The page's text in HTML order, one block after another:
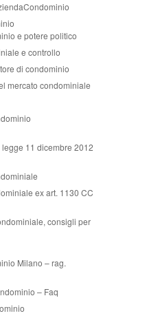
e potere politico
e controllo
di condominio
mercato condominiale
11 dicembre 2012
ex art. 1130 CC
consigli per
Milano – rag.
– Faq